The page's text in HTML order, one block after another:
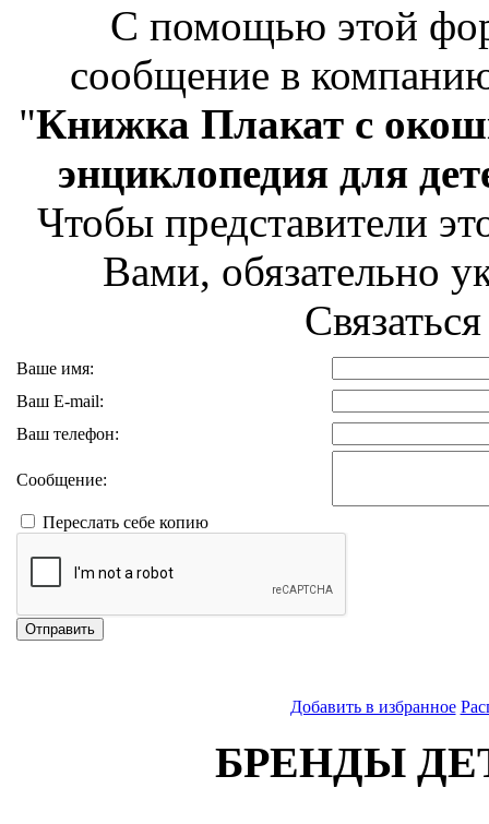
С помощью этой
сообщение в
"Книжка Плакат с
энциклопедия для
Чтобы представители
Вами, обязательно
Ваше имя:
Ваш E-mail:
Ваш телефон:
Сообщение:
Переслать себе копию
Отправить
Добавить в избранное
БРЕНДЫ